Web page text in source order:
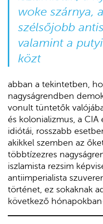
woke szárnya,
szélsőjobb
valamint a
közt
abban a tekintetben,
nagyságrendben
vonult tüntetők
és kolonializmus, a CIA
idiótái, rosszabb
akikkel szemben az
többtízezres
iszlamista rezsim
antiimperialista
történet, ez sokaknak
következő